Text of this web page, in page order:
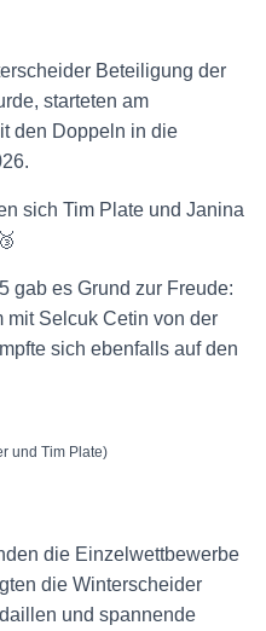
Beteiligung der
starteten am
den Doppeln in die
sich Tim Plate und Janina
gab es Grund zur Freude:
mit Selcuk Cetin von der
sich ebenfalls auf den
und Tim Plate)
die Einzelwettbewerbe
die Winterscheider
und spannende